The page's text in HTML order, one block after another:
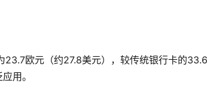
欧元（约27.8美元），较传统银行卡的
用。